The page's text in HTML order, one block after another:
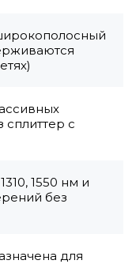
сплиттер с
1550 нм и
без
для